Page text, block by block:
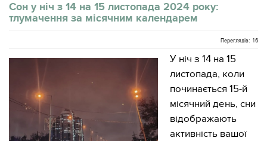
Сон у ніч з 14 на 15 листопада 2024 року:
тлумачення за місячним календарем
Переглядів: 16
У ніч з 14 на 15
листопада, коли
починається 15-й
місячний день, сни
відображають
активність вашої